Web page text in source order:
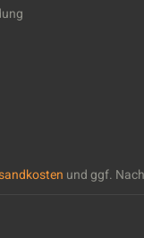
und ggf.